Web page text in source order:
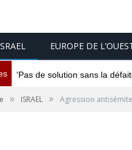
EUROPE DE
'Pas de solution sans la
» ISRAEL » Agression antisémite